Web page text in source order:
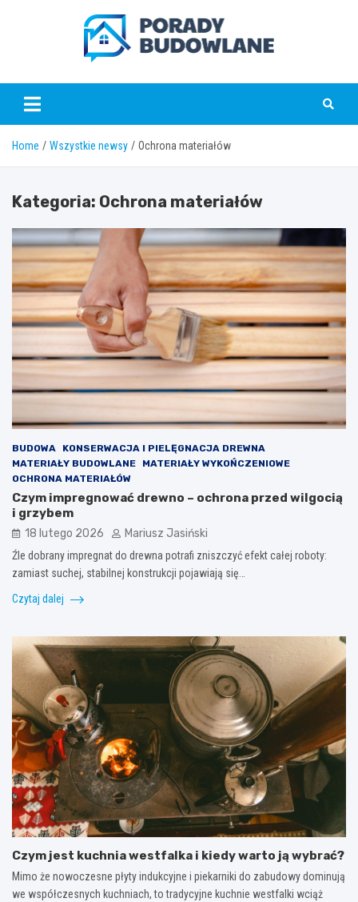
poradybudowlane.pl
Home Wszystkie newsy Ochrona materiałów
Kategoria: Ochrona materiałów
BUDOWA
KONSERWACJA I PIELĘGNACJA DREWNA
MATERIAŁY BUDOWLANE
MATERIAŁY WYKOŃCZENIOWE
OCHRONA MATERIAŁÓW
Czym impregnować drewno – ochrona przed wilgocią
i grzybem
18 lutego 2026 Mariusz Jasiński
Źle dobrany impregnat do drewna potrafi zniszczyć efekt całej roboty:
zamiast suchej, stabilnej konstrukcji pojawiają się…
Czytaj dalej
Czym jest kuchnia westfalka i kiedy warto ją wybrać?
Mimo że nowoczesne płyty indukcyjne i piekarniki do zabudowy dominują
we współczesnych kuchniach, to tradycyjne kuchnie westfalki wciąż